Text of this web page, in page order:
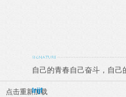
自己的青春自己奋斗，自己
点击重新加载
lrijf